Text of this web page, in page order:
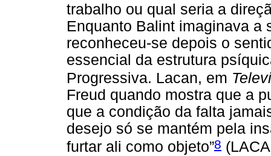
trabalho ou qual seria a
Enquanto Balint imaginava a
reconheceu-se depois o
essencial da estrutura
Progressiva. Lacan, em
Freud quando mostra que a
que a condição da falta
desejo só se mantém pela
furtar ali como objeto”8